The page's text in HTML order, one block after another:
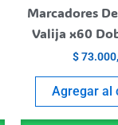
Marcadores
Valija x60
$
Agregar al